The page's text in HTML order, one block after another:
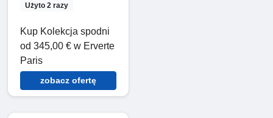
Użyto 2 razy
Kup Kolekcja spodni
od 345,00 € w Erverte
Paris
zobacz ofertę